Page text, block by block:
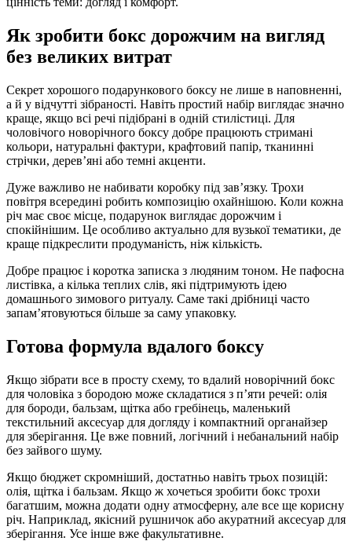
Як зробити бокс дорожчим на вигляд
без великих витрат
Секрет хорошого подарункового боксу не лише в наповненні,
а й у відчутті зібраності. Навіть простий набір виглядає значно
краще, якщо всі речі підібрані в одній стилістиці. Для
чоловічого новорічного боксу добре працюють стримані
кольори, натуральні фактури, крафтовий папір, тканинні
стрічки, дерев’яні або темні акценти.
Дуже важливо не набивати коробку під зав’язку. Трохи
повітря всередині робить композицію охайнішою. Коли кожна
річ має своє місце, подарунок виглядає дорожчим і
спокійнішим. Це особливо актуально для вузької тематики, де
краще підкреслити продуманість, ніж кількість.
Добре працює і коротка записка з людяним тоном. Не пафосна
листівка, а кілька теплих слів, які підтримують ідею
домашнього зимового ритуалу. Саме такі дрібниці часто
запам’ятовуються більше за саму упаковку.
Готова формула вдалого боксу
Якщо зібрати все в просту схему, то вдалий новорічний бокс
для чоловіка з бородою може складатися з п’яти речей: олія
для бороди, бальзам, щітка або гребінець, маленький
текстильний аксесуар для догляду і компактний органайзер
для зберігання. Це вже повний, логічний і небанальний набір
без зайвого шуму.
Якщо бюджет скромніший, достатньо навіть трьох позицій:
олія, щітка і бальзам. Якщо ж хочеться зробити бокс трохи
багатшим, можна додати одну атмосферну, але все ще корисну
річ. Наприклад, якісний рушничок або акуратний аксесуар для
зберігання. Усе інше вже факультативне.